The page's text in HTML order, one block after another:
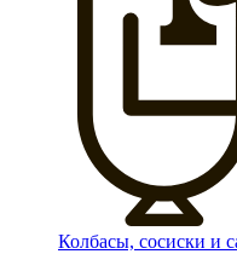
Колбасы, сосиски и